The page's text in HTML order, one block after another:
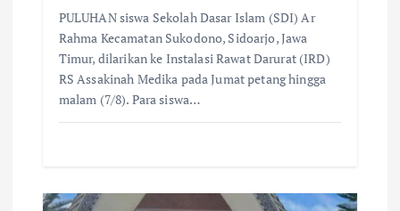
PULUHAN siswa Sekolah Dasar Islam (SDI) Ar
Rahma Kecamatan Sukodono, Sidoarjo, Jawa
Timur, dilarikan ke Instalasi Rawat Darurat (IRD)
RS Assakinah Medika pada Jumat petang hingga
malam (7/8). Para siswa…